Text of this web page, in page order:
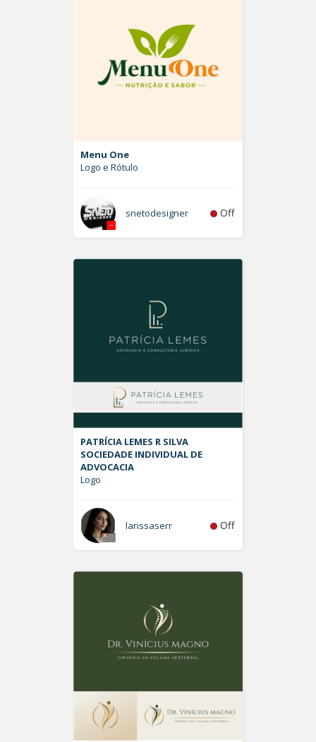
Menu One
Logo e Rótulo
snetodesigner Off
PATRÍCIA LEMES R SILVA
SOCIEDADE INDIVIDUAL DE
ADVOCACIA
Logo
larissaserr Off